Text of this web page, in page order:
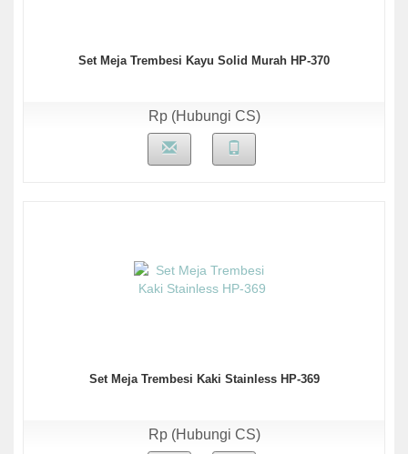
Set Meja Trembesi Kayu Solid Murah HP-370
Rp (Hubungi CS)
Set Meja Trembesi Kaki Stainless HP-369
Rp (Hubungi CS)